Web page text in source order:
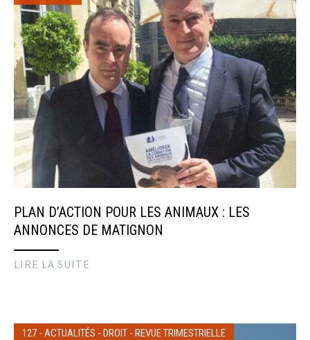
PLAN D’ACTION POUR LES ANIMAUX : LES
ANNONCES DE MATIGNON
LIRE LA SUITE
127 - ACTUALITÉS - DROIT - REVUE TRIMESTRIELLE